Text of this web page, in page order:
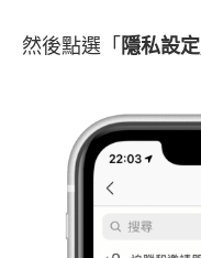
然後點選「 隱私設定